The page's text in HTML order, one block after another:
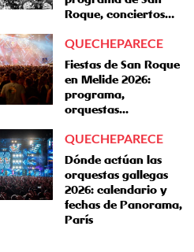
Roque, conciertos…
QUECHEPARECE
Fiestas de San Roque
en Melide 2026:
programa,
orquestas...
QUECHEPARECE
Dónde actúan las
orquestas gallegas
2026: calendario y
fechas de Panorama,
París